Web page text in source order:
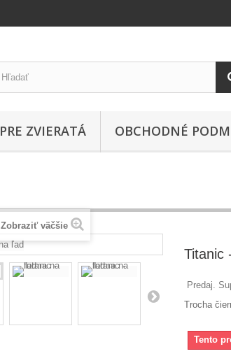
PRE ZVIERATÁ OBCHODNÉ
Zobraziť väčšie
Titanic
Predaj.
Trocha
Tento